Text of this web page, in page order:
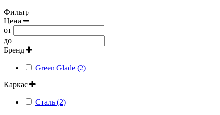
Фильтр
Цена
от
до
Бренд
Green Glade (2)
Каркас
Сталь (2)